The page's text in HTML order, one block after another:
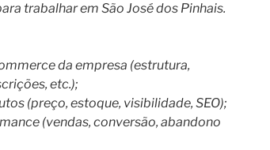
trabalhar em São José dos Pinhais.
da empresa (estrutura,
etc.);
(preço, estoque, visibilidade, SEO);
(vendas, conversão, abandono